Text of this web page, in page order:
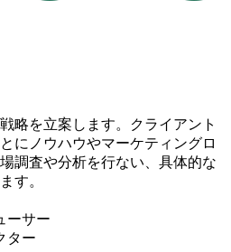
略を立案します。クライアント
にノウハウやマーケティングロ
調査や分析を行ない、具体的な
す。
ーサー
ター